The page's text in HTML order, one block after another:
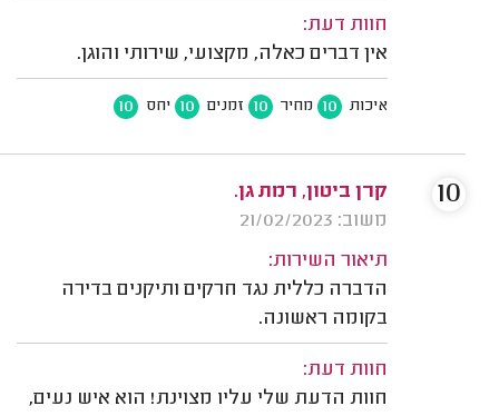
חוות דעת:
אין דברים כאלה, מקצועי, שירותי והוגן.
איכות 10 מחיר 10 זמנים 10 יחס 10
קרן ביטון, רמת גן.
משוב: 21/02/2023
תיאור השירות:
הדברה כללית נגד חרקים ותיקנים בדירה
בקומה ראשונה.
חוות דעת:
חוות הדעת שלי עליו מצוינת! הוא איש נעים,
10